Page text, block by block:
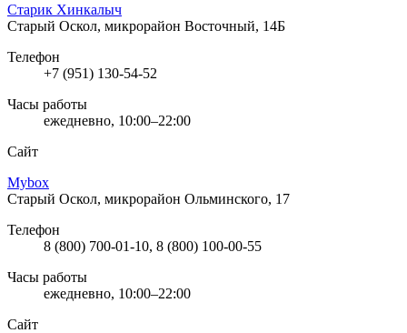
Старик Хинкалыч
Старый Оскол, микрорайон Восточный, 14Б
Телефон
+7 (951) 130-54-52
Часы работы
ежедневно, 10:00–22:00
Сайт
Mybox
Старый Оскол, микрорайон Ольминского, 17
Телефон
8 (800) 700-01-10, 8 (800) 100-00-55
Часы работы
ежедневно, 10:00–22:00
Сайт